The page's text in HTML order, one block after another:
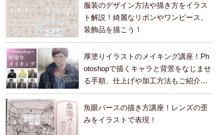
服装のデザイン方法や描き方をイラス
ト解説！綺麗なリボンやワンピース、
装飾品を描こう！
厚塗りイラストのメイキング講座！Ph
otoshopで描くキャラと背景をなじませ
る手順、仕上げや加工方法もご紹介し
ます。
魚眼パースの描き方講座！レンズの歪
みをイラストで表現！